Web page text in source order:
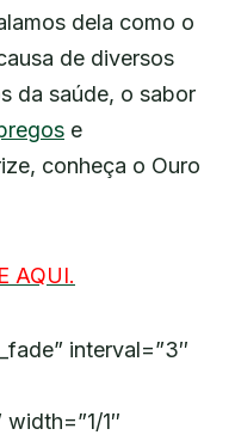
dela como o
de diversos
da saúde, o sabor
e
conheça o Ouro
AQUI.
interval=”3″
1″